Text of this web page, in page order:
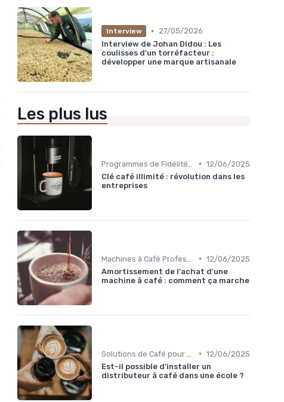
Interview •
27/05/2026
Interview de Johan Didou : Les
coulisses d'un torréfacteur :
développer une marque artisanale
Les plus lus
• 12/06/2025
Clé café illimité : révolution dans les
entreprises
• 12/06/2025
Amortissement de l'achat d'une
machine à café : comment ça marche
• 12/06/2025
Est-il possible d'installer un
distributeur à café dans une école ?